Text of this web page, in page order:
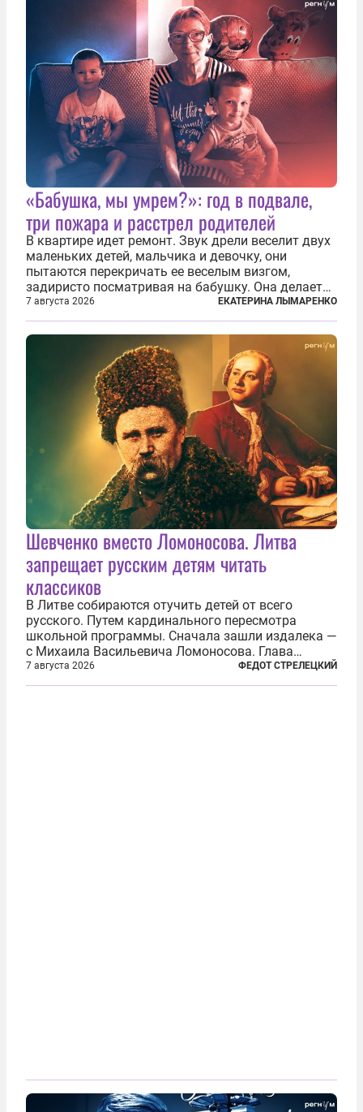
«Бабушка, мы умрем?»: год в подвале,
три пожара и расстрел родителей
В квартире идет ремонт. Звук дрели веселит двух
маленьких детей, мальчика и девочку, они
пытаются перекричать ее веселым визгом,
задиристо посматривая на бабушку. Она делает
им замечание, но внуки чувствуют, что она
сердится невсерьез. И это правда: дрель, конечно,
сверлит противно, но всё...
7 августа 2026 ЕКАТЕРИНА ЛЫМАРЕНКО
Шевченко вместо Ломоносова. Литва
запрещает русским детям читать
классиков
В Литве собираются отучить детей от всего
русского. Путем кардинального пересмотра
школьной программы. Сначала зашли издалека —
с Михаила Васильевича Ломоносова. Глава
правительства Литвы Миндаугас Синкявичюс
предложил исключить его тексты из программ
7 августа 2026 ФЕДОТ СТРЕЛЕЦКИЙ